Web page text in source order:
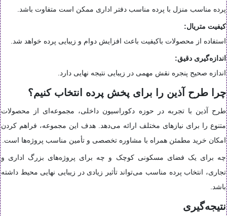
پرده مناسب منزل با پرده مناسب دفتر اداری ممکن است متفاوت باشد.
کیفیت متریال:
استفاده از محصولات باکیفیت باعث افزایش دوام و زیبایی پرده خواهد شد.
اندازه‌گیری دقیق:
اندازه صحیح پنجره نقش مهمی در زیبایی نتیجه نهایی دارد.
چرا طرح آذین را برای پخش پرده انتخاب کنیم؟
طرح آذین با تجربه در حوزه دکوراسیون داخلی، مجموعه‌ای از محصولات
متنوع را برای نیازهای مختلف ارائه می‌دهد. هدف این مجموعه، فراهم کردن
امکان خرید مطمئن همراه با مشاوره تخصصی و تأمین مناسب پروژه‌ها است.
چه برای یک فضای مسکونی کوچک و چه برای پروژه‌های بزرگ اداری و
تجاری، انتخاب پرده مناسب می‌تواند تأثیر زیادی در زیبایی نهایی محیط داشته
باشد.
نتیجه‌گیری